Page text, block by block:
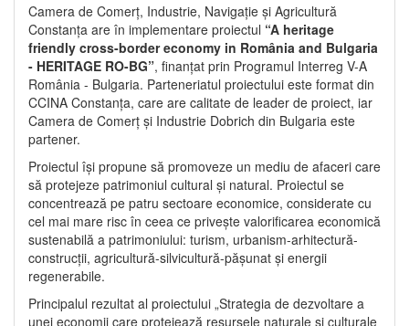
Camera de Comerț, Industrie, Navigație și Agricultură
Constanța are în implementare proiectul “A heritage
friendly cross-border economy in România and Bulgaria
- HERITAGE RO-BG”, finanțat prin Programul Interreg V-A
România - Bulgaria. Parteneriatul proiectului este format din
CCINA Constanța, care are calitate de leader de proiect, iar
Camera de Comerț și Industrie Dobrich din Bulgaria este
partener.
Proiectul își propune să promoveze un mediu de afaceri care
să protejeze patrimoniul cultural și natural. Proiectul se
concentrează pe patru sectoare economice, considerate cu
cel mai mare risc în ceea ce privește valorificarea economică
sustenabilă a patrimoniului: turism, urbanism-arhitectură-
construcții, agricultură-silvicultură-pășunat și energii
regenerabile.
Principalul rezultat al proiectului „Strategia de dezvoltare a
unei economii care protejează resursele naturale și culturale